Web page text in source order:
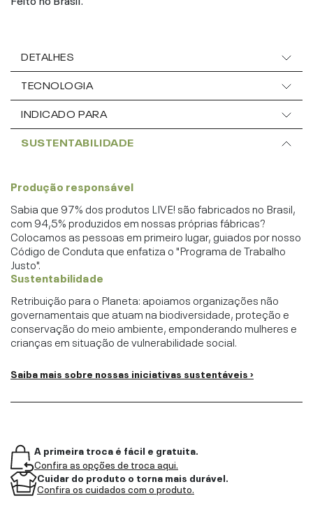
DETALHES
TECNOLOGIA
INDICADO PARA
SUSTENTABILIDADE
Produção responsável
Sabia que 97% dos produtos LIVE! são fabricados no Brasil,
com 94,5% produzidos em nossas próprias fábricas?
Colocamos as pessoas em primeiro lugar, guiados por nosso
Código de Conduta que enfatiza o "Programa de Trabalho
Justo".
Sustentabilidade
Retribuição para o Planeta: apoiamos organizações não
governamentais que atuam na biodiversidade, proteção e
conservação do meio ambiente, emponderando mulheres e
crianças em situação de vulnerabilidade social.
Saiba mais sobre nossas iniciativas sustentáveis ›
A primeira troca é fácil e gratuita.
Confira as opções de troca aqui.
Cuidar do produto o torna mais durável.
Confira os cuidados com o produto.